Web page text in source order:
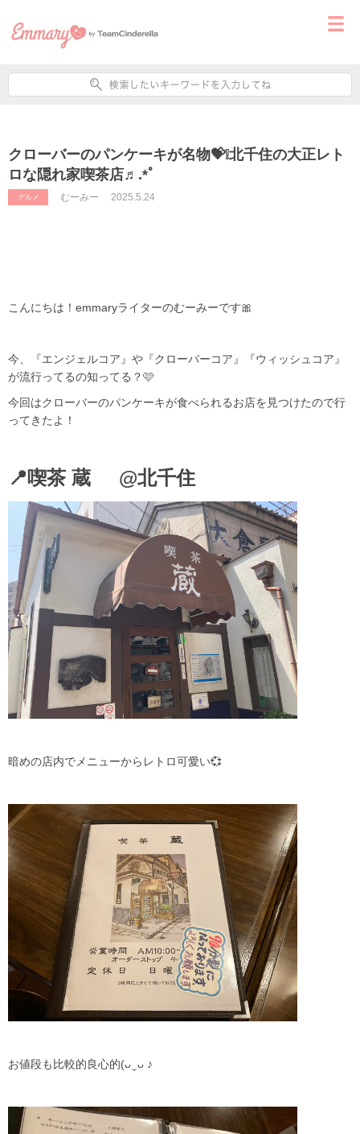
クローバーのパンケーキが名物💝❕北千住の大正レト
ロな隠れ家喫茶店♬.*ﾟ
グルメ むーみー 2025.5.24
こんにちは！emmaryライターのむーみーです🎀
今、『エンジェルコア』や『クローバーコア』『ウィッシュコア』
が流行ってるの知ってる？🩷
今回はクローバーのパンケーキが食べられるお店を見つけたので行
ってきたよ！
📍喫茶 蔵 @北千住
暗めの店内でメニューからレトロ可愛い💞
お値段も比較的良心的(ᴗ ̫ ᴗ ♪